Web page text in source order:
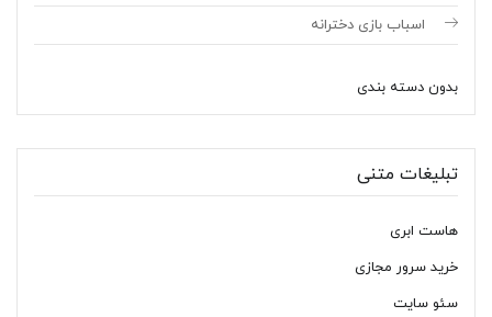
اسباب بازی دخترانه
بدون دسته بندی
تبلیغات متنی
هاست ابری
خرید سرور مجازی
سئو سایت